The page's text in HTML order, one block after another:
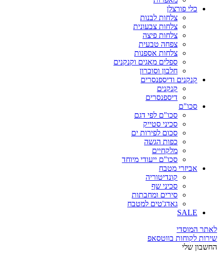
כלי פורצלן
צלחות לבנות
צלחות צבעונית
צלחות פיצה
צפחה טבעית
צלחות אספנות
ספלים מאגים וקנקנים
חלבון וסוכרון
קנקנים ודיספנסרים
קנקנים
דיספנסרים
סכו"ם
סכו"ם לפי דגם
סכיני סטייק
סכום לפירות ים
כפות הגשה
מלקחיים
סכו"ם ייעודי מיוחד
אביזרי מטבח
קונדיטוריה
סכיני שף
סירים ומחבתות
גאדג'טים למטבח
SALE
לאתר המוסדי
שירות לקוחות בווטסאפ
החשבון שלי